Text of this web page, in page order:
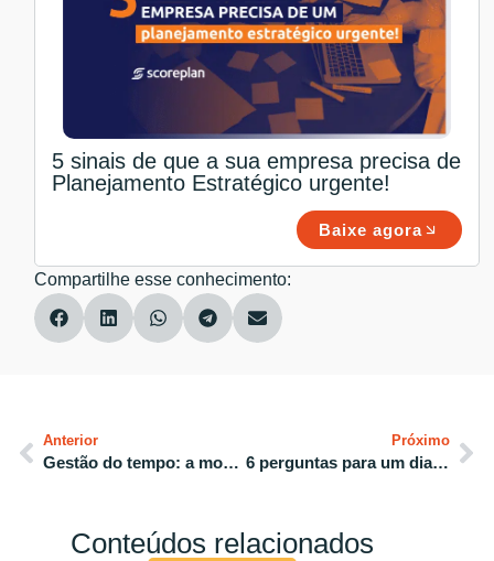
5 sinais de que a sua empresa precisa de
Planejamento Estratégico urgente!
Baixe agora
Compartilhe esse conhecimento:
Anterior
Gestão do tempo: a moeda de ouro do século XXI
Próximo
6 perguntas para um diagnóstico empresarial mais efetivo
Conteúdos relacionados